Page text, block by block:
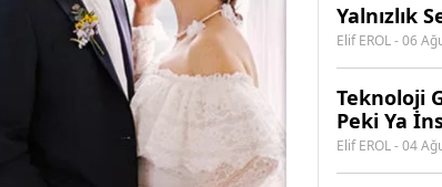
Yalnızlık
Elif EROL - 06
Teknoloji
Peki Ya
Elif EROL - 04